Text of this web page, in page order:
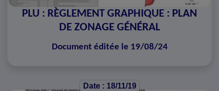
PLU : RÈGLEMENT GRAPHIQUE : PLAN
DE ZONAGE GÉNÉRAL
Document éditée le 19/08/24
Date : 18/11/19